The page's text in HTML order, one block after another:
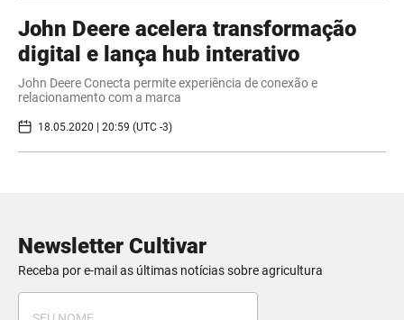
John Deere acelera transformação
digital e lança hub interativo
John Deere Conecta permite experiência de conexão e
relacionamento com a marca
18.05.2020 | 20:59 (UTC -3)
Newsletter Cultivar
Receba por e-mail as últimas notícias sobre agricultura